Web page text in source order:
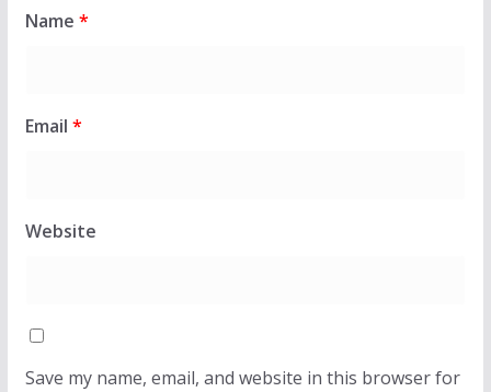
Name *
Email *
Website
Save my name, email, and website in this browser for